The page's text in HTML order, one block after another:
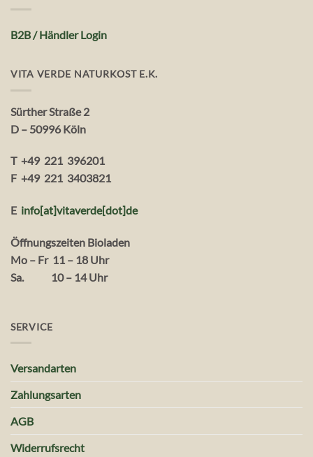
B2B / Händler Login
VITA VERDE NATURKOST E.K.
Sürther Straße 2
D – 50996 Köln
T +49 221 396201
F +49 221 3403821
E info[at]vitaverde[dot]de
Öffnungszeiten Bioladen
Mo – Fr 11 – 18 Uhr
Sa. 10 – 14 Uhr
SERVICE
Versandarten
Zahlungsarten
AGB
Widerrufsrecht